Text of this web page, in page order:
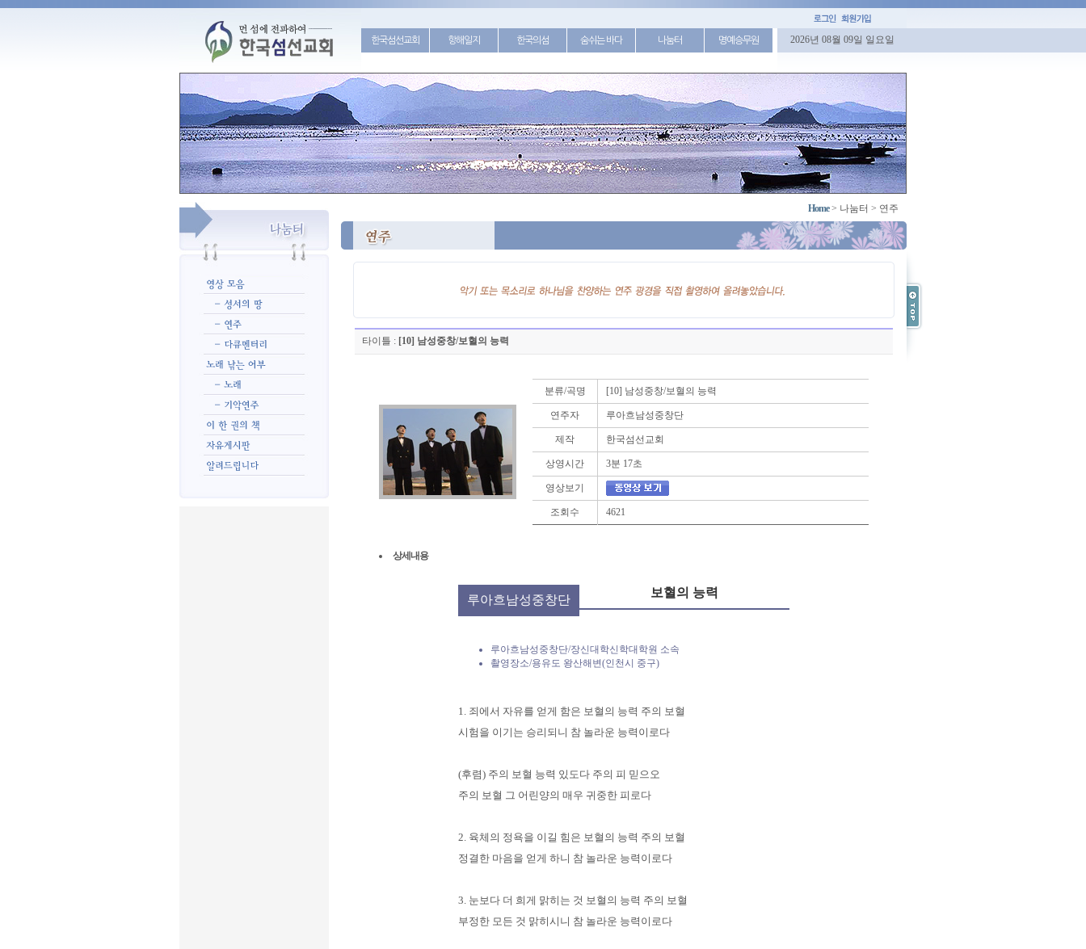
한국섬선교회 항해일지 한국의섬 숨쉬는 바다 나눔터 명예승무원 2026년 08월 09일 일요일
Home> 나눔터 > 연주
타이틀 : [10] 남성중창/보혈의 능력
분류/곡명 [10] 남성중창/보혈의 능력
연주자 루아흐남성중창단
제작 한국섬선교회
상영시간 3분 17초
영상보기
조회수 4621
상세내용
루아흐남성중창단
보혈의 능력
루아흐남성중창단/장신대학신학대학원 소속
촬영장소/용유도 왕산해변(인천시 중구)
1. 죄에서 자유를 얻게 함은 보혈의 능력 주의 보혈
시험을 이기는 승리되니 참 놀라운 능력이로다
(후렴) 주의 보혈 능력 있도다 주의 피 믿으오
주의 보혈 그 어린양의 매우 귀중한 피로다
2. 육체의 정욕을 이길 힘은 보혈의 능력 주의 보혈
정결한 마음을 얻게 하니 참 놀라운 능력이로다
3. 눈보다 더 희게 맑히는 것 보혈의 능력 주의 보혈
부정한 모든 것 맑히시니 참 놀라운 능력이로다